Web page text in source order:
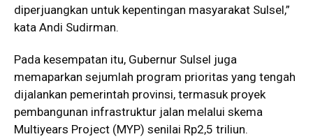
diperjuangkan untuk kepentingan masyarakat Sulsel,”
kata Andi Sudirman.
Pada kesempatan itu, Gubernur Sulsel juga
memaparkan sejumlah program prioritas yang tengah
dijalankan pemerintah provinsi, termasuk proyek
pembangunan infrastruktur jalan melalui skema
Multiyears Project (MYP) senilai Rp2,5 triliun.